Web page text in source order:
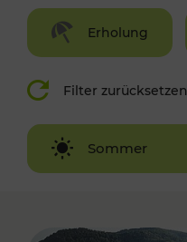
Erholung
Filter zurücksetzen
Sommer
Winter